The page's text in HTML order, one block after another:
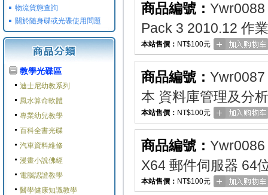
物流貨態查詢
關於随身碟或光碟使用問題
教學光碟區
迪士尼幼教系列
風水算命軟體
專業幼兒教學
百科全書光碟
汽車資料維修
漫畫小說佛經
電腦認證教學
醫學健康知識教學
商品編號： Ywr0088
Pack 3 2010.12 作
本站售價： NT$100元
商品編號： Ywr0087
本 資料庫管理及分
本站售價： NT$100元
商品編號： Ywr0086
X64 郵件伺服器 64
本站售價： NT$100元